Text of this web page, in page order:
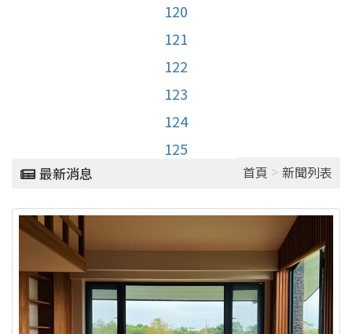
120
121
122
123
124
125
最新消息 首頁 > 新聞列表